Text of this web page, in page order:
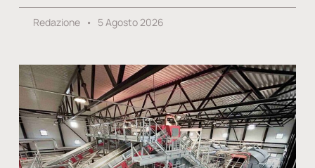
Redazione 5 Agosto 2026